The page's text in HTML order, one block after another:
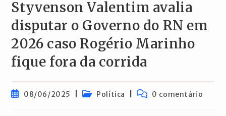
Styvenson Valentim avalia
disputar o Governo do RN em
2026 caso Rogério Marinho
fique fora da corrida
Post08/06/2025
Categoria
Política
Comentários
0 comentário